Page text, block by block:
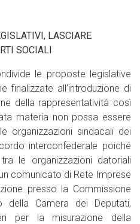
LASCIARE
SOCIALI
le proposte legislative
finalizzate all’introduzione di
della rappresentatività così
materia non possa essere
organizzazioni sindacali dei
interconfederale poiché
le organizzazioni datoriali
comunicato di Rete Imprese
presso la Commissione
della Camera dei Deputati,
per la misurazione della